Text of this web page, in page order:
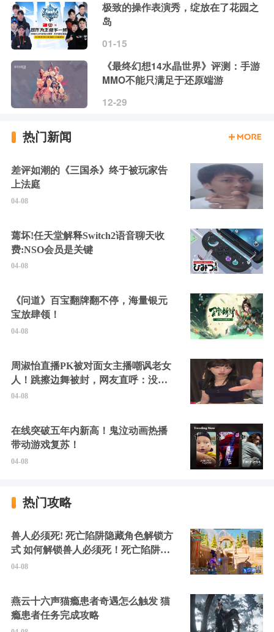
极致的操作表演秀，绽放在了花园之
岛
01-15
《最终幻想14水晶世界》评测：手游
MMO不能只满足于还原端游
12-29
热门新闻
差评如潮的《三国杀》终于被玩家告
上法庭
04-08
蔫坏!任天堂解释Switch2语音聊天收
费:NSO会员是关键
04-08
《问道》百宝翻牌翻不停，海量银元
宝放肆领！
04-08
周淑怡直播PK被对面女主播嘲讽老女
人！跳擦边舞被封，网友直呼：没边
硬擦封的好！
04-08
在线突破五年内新高！鬼泣动画热播
带动游戏复苏！
04-08
热门攻略
兽人必须死! 死亡陷阱隐藏角色解锁方
式 如何解锁兽人必须死！死亡陷阱中
的隐藏角色
04-08
燕云十六声猫瘾患者奇遇怎么触发 猫
瘾患者任务完成攻略